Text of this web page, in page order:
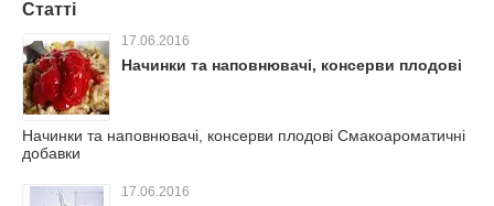
Статті
17.06.2016
Начинки та наповнювачі, консерви плодові
Начинки та наповнювачі, консерви плодові Смакоароматичні
добавки
17.06.2016